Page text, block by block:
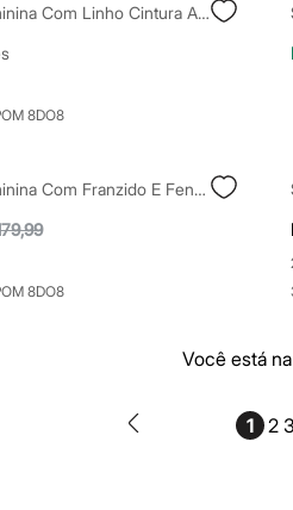
Saia Midi Feminina Com Linho Cintura Alta Marrom
8DO8
Saia Midi Feminina Com Franzido E Fenda Bege
8DO8
Você está
1 2 3